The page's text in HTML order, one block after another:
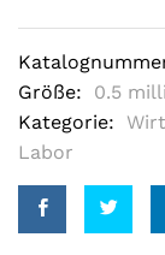
Größe:
0.5
Kategorie:
Labor